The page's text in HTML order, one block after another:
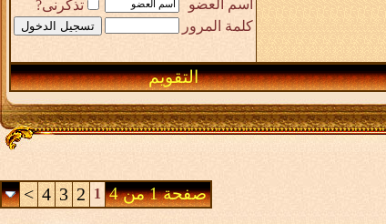
اسم العضو
تذكرنى?
كلمة المرور
التقويم
صفحة 1 من 4 1
2
3
4
>